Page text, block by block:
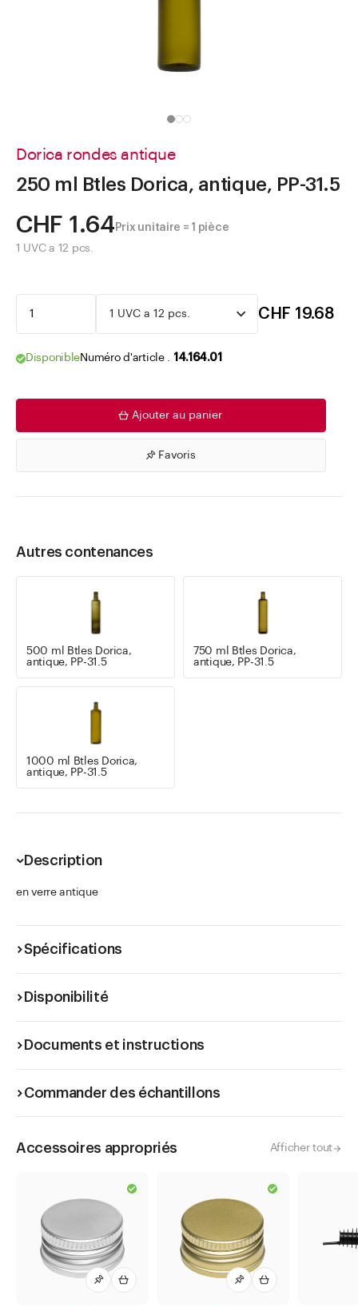
Dorica rondes antique
250 ml Btles Dorica, antique, PP-31.5
CHF 1.64 Prix unitaire = 1 pièce
1 UVC a 12 pcs.
CHF 19.68
DisponibleNuméro d'article . 14.164.01
Ajouter au panier
Favoris
Autres contenances
500 ml Btles Dorica,
antique, PP-31.5
750 ml Btles Dorica,
antique, PP-31.5
1000 ml Btles Dorica,
antique, PP-31.5
Description
en verre antique
Spécifications
Disponibilité
Documents et instructions
Commander des échantillons
Accessoires appropriés Afficher tout